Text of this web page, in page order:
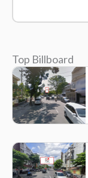
Top Billboard